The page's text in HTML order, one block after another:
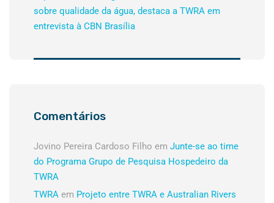
sobre qualidade da água, destaca a TWRA em
entrevista à CBN Brasília
Comentários
Jovino Pereira Cardoso Filho em Junte-se ao time
do Programa Grupo de Pesquisa Hospedeiro da
TWRA
TWRA em Projeto entre TWRA e Australian Rivers